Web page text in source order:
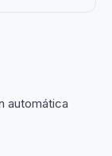
automática